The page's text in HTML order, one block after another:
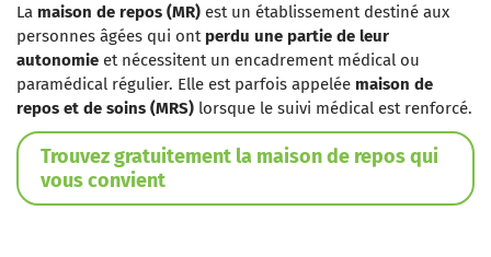
La maison de repos (MR) est un établissement destiné aux
personnes âgées qui ont perdu une partie de leur
autonomie et nécessitent un encadrement médical ou
paramédical régulier. Elle est parfois appelée maison de
repos et de soins (MRS) lorsque le suivi médical est renforcé.
Trouvez gratuitement la maison de repos qui
vous convient